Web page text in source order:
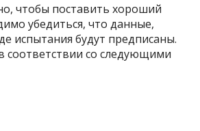
чтобы поставить хороший
убедиться, что данные,
испытания будут предписаны.
соответствии со следующими